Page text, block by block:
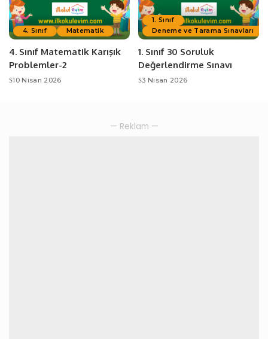
4. Sınıf Matematik
4. Sınıf Matematik Karışık
Problemler-2
10 Nisan 2026
1. Sınıf
Deneme ve Tarama Sınavları
1. Sınıf 30 Soruluk
Değerlendirme Sınavı
3 Nisan 2026
— Reklam —